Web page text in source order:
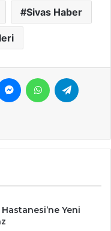
Sivas Haber
MessengerWhatsApp
Hastanesi’ne Yeni